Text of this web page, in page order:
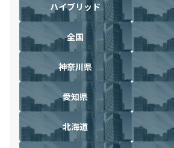
ハイブリッド
全国
神奈川県
愛知県
北海道